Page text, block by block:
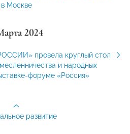
в Москве
2024
провела круглый стол
и народных
форуме «Россия»
развитие